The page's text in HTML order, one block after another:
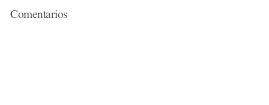
Comentarios